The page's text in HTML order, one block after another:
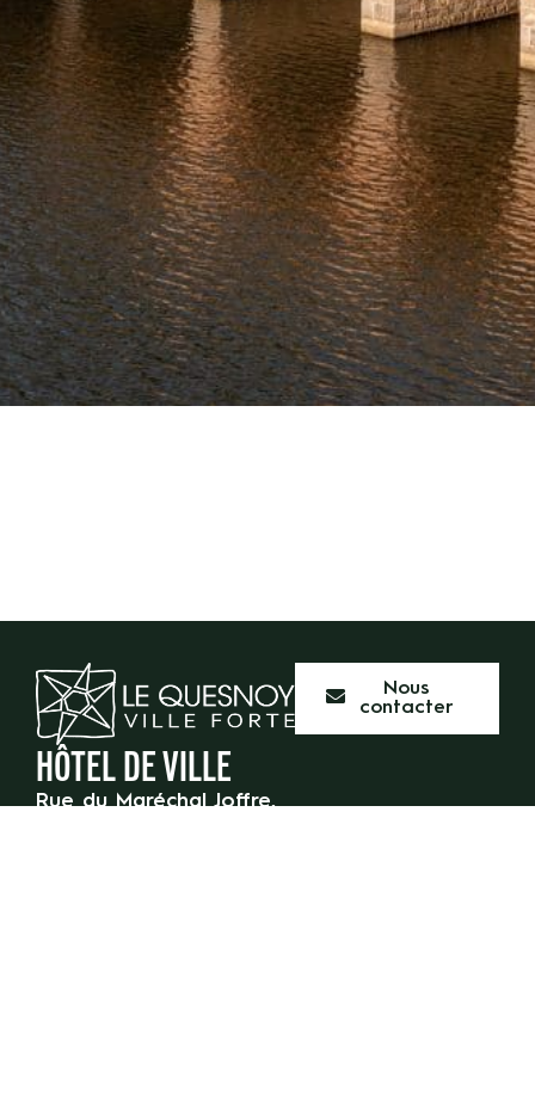
Nous
contacter
HÔTEL DE VILLE
Rue du Maréchal Joffre,